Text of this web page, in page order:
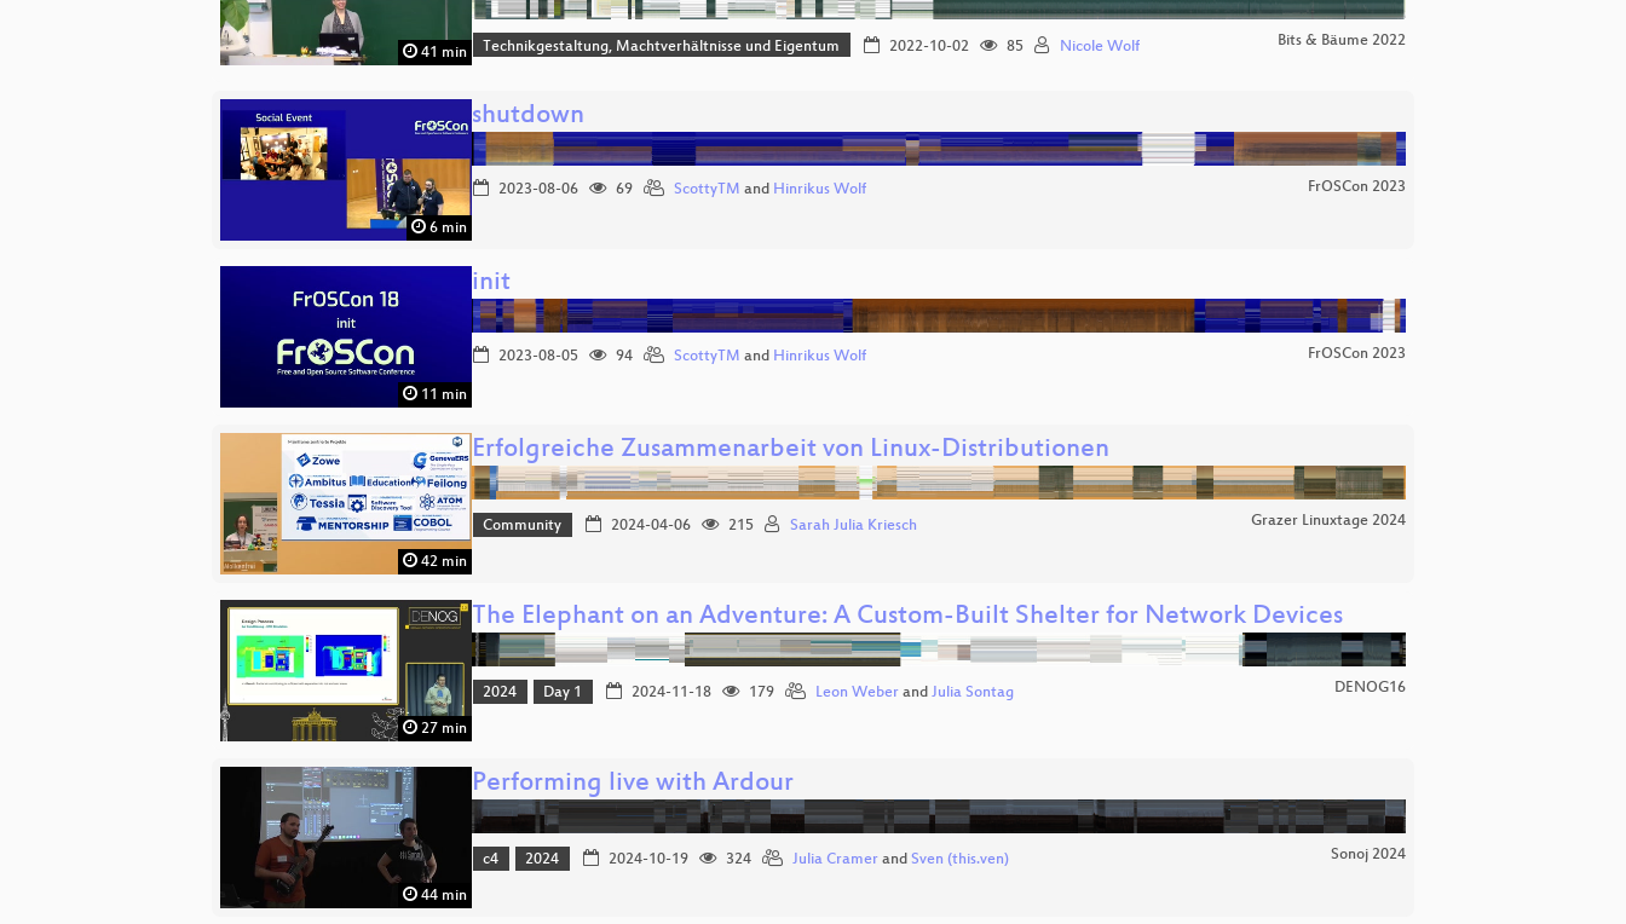
41 min Technikgestaltung, Machtverhältnisse und Eigentum 2022-10-02 85 Nicole Wolf Bits & Bäume 2022
6 min
shutdown
2023-08-06 69 ScottyTM and Hinrikus Wolf FrOSCon 2023
11 min
init
2023-08-05 94 ScottyTM and Hinrikus Wolf FrOSCon 2023
42 min
Erfolgreiche Zusammenarbeit von Linux-Distributionen
Community 2024-04-06 215 Sarah Julia Kriesch Grazer Linuxtage 2024
27 min
The Elephant on an Adventure: A Custom-Built Shelter for Network Devices
2024 Day 1 2024-11-18 179 Leon Weberand Julia Sontag DENOG16
44 min
Performing live with Ardour
c4 2024 2024-10-19 324 Julia Cramerand Sven (this.ven) Sonoj 2024